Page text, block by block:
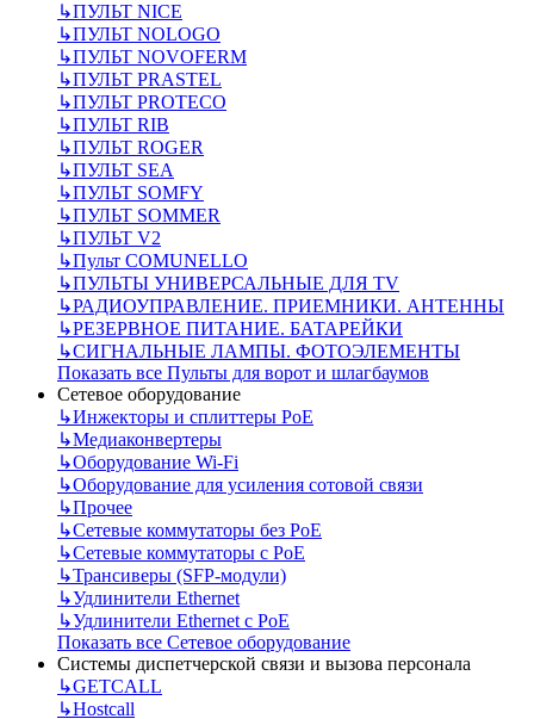
↳ПУЛЬТ NICE
↳ПУЛЬТ NOLOGO
↳ПУЛЬТ NOVOFERM
↳ПУЛЬТ PRASTEL
↳ПУЛЬТ PROTECO
↳ПУЛЬТ RIB
↳ПУЛЬТ ROGER
↳ПУЛЬТ SEA
↳ПУЛЬТ SOMFY
↳ПУЛЬТ SOMMER
↳ПУЛЬТ V2
↳Пульт СOMUNELLO
↳ПУЛЬТЫ УНИВЕРСАЛЬНЫЕ ДЛЯ TV
↳РАДИОУПРАВЛЕНИЕ. ПРИЕМНИКИ. АНТЕННЫ
↳РЕЗЕРВНОЕ ПИТАНИЕ. БАТАРЕЙКИ
↳СИГНАЛЬНЫЕ ЛАМПЫ. ФОТОЭЛЕМЕНТЫ
Показать все Пульты для ворот и шлагбаумов
Сетевое оборудование
↳Инжекторы и сплиттеры РоЕ
↳Медиаконвертеры
↳Оборудование Wi-Fi
↳Оборудование для усиления сотовой связи
↳Прочее
↳Сетевые коммутаторы без РоЕ
↳Сетевые коммутаторы с РоЕ
↳Трансиверы (SFP-модули)
↳Удлинители Ethernet
↳Удлинители Ethernet с PoE
Показать все Сетевое оборудование
Системы диспетчерской связи и вызова персонала
↳GETCALL
↳Hostcall